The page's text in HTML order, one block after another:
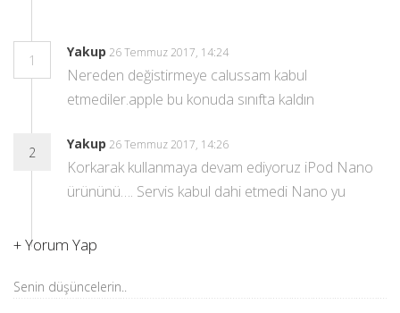
1
Yakup 26 Temmuz 2017, 14:24
Nereden değistirmeye calussam kabul
etmediler.apple bu konuda sınıfta kaldın
2
Yakup 26 Temmuz 2017, 14:26
Korkarak kullanmaya devam ediyoruz iPod Nano
ürününü…. Servis kabul dahi etmedi Nano yu
+Yorum Yap